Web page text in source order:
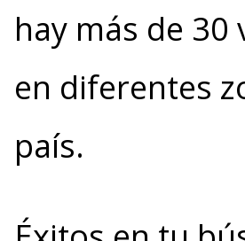
hay más de 30
en diferentes
país.